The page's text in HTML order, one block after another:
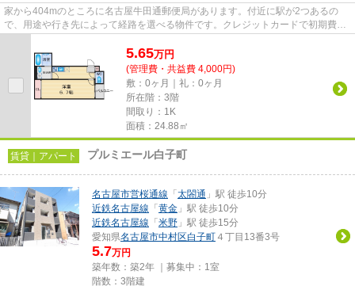
家から404mのところに名古屋牛田通郵便局があります。付近に駅が2つあるの
で、用途や行き先によって経路を選べる物件です。クレジットカードで初期費用
5.65万円
(管理費・共益費 4,000円)
敷：0ヶ月｜礼：0ヶ月
所在階：3階
間取り：1K
面積：24.88㎡
賃貸｜アパート プルミエール白子町
名古屋市営桜通線 「 太閤通 」駅 徒歩10分
近鉄名古屋線 「 黄金 」駅 徒歩10分
近鉄名古屋線 「 米野 」駅 徒歩15分
愛知県名古屋市中村区白子町 ４丁目13番3号
5.7万円
築年数：築2年 ｜募集中： 1室
階数：3階建